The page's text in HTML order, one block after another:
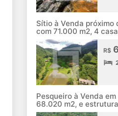
Sítio à Venda próximo
com 71.000 m2, 4
R$
Pesqueiro à Venda
68.020 m2, e